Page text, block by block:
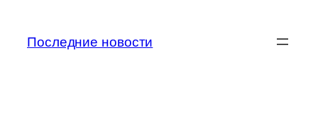
содержимому
Последние новости